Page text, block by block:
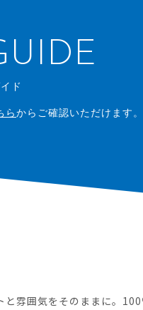
ド
らからご確認いただけます。
雰囲気をそのままに。